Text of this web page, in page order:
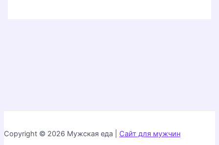
Copyright © 2026 Мужская еда | Сайт для мужчин